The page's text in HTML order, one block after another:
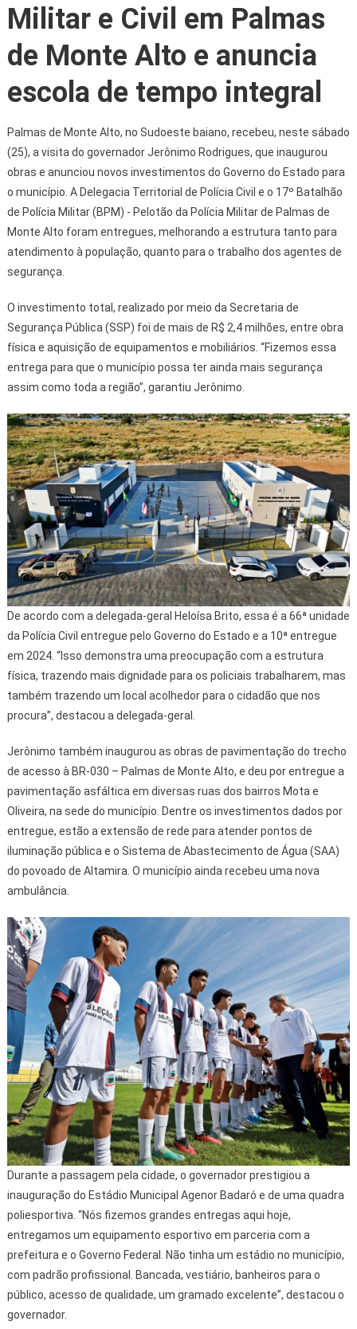
Militar e Civil em Palmas
de Monte Alto e anuncia
escola de tempo integral
Palmas de Monte Alto, no Sudoeste baiano, recebeu, neste sábado
(25), a visita do governador Jerônimo Rodrigues, que inaugurou
obras e anunciou novos investimentos do Governo do Estado para
o município. A Delegacia Territorial de Polícia Civil e o 17º Batalhão
de Polícia Militar (BPM) - Pelotão da Polícia Militar de Palmas de
Monte Alto foram entregues, melhorando a estrutura tanto para
atendimento à população, quanto para o trabalho dos agentes de
segurança.
O investimento total, realizado por meio da Secretaria de
Segurança Pública (SSP) foi de mais de R$ 2,4 milhões, entre obra
física e aquisição de equipamentos e mobiliários. “Fizemos essa
entrega para que o município possa ter ainda mais segurança
assim como toda a região”, garantiu Jerônimo.
De acordo com a delegada-geral Heloísa Brito, essa é a 66ª unidade
da Polícia Civil entregue pelo Governo do Estado e a 10ª entregue
em 2024. “Isso demonstra uma preocupação com a estrutura
física, trazendo mais dignidade para os policiais trabalharem, mas
também trazendo um local acolhedor para o cidadão que nos
procura”, destacou a delegada-geral.
Jerônimo também inaugurou as obras de pavimentação do trecho
de acesso à BR-030 – Palmas de Monte Alto, e deu por entregue a
pavimentação asfáltica em diversas ruas dos bairros Mota e
Oliveira, na sede do município. Dentre os investimentos dados por
entregue, estão a extensão de rede para atender pontos de
iluminação pública e o Sistema de Abastecimento de Água (SAA)
do povoado de Altamira. O município ainda recebeu uma nova
ambulância.
Durante a passagem pela cidade, o governador prestigiou a
inauguração do Estádio Municipal Agenor Badaró e de uma quadra
poliesportiva. “Nós fizemos grandes entregas aqui hoje,
entregamos um equipamento esportivo em parceria com a
prefeitura e o Governo Federal. Não tinha um estádio no município,
com padrão profissional. Bancada, vestiário, banheiros para o
público, acesso de qualidade, um gramado excelente”, destacou o
governador.